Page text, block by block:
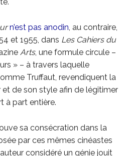
n’est pas anodin , au contraire,
et 1955, dans Les Cahiers du
Arts, une formule circule –
» – à travers laquelle
Truffaut, revendiquent la
de son style afin de légitimer
à part entière.
sa consécration dans la
par ces mêmes cinéastes
considéré un génie jouit